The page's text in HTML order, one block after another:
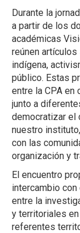
Durante la
a partir de los
académicas
reúnen
indígena,
público. Estas
entre la CPA en
junto a
democratizar el
nuestro
con las
organización y
El encuentro
intercambio
entre la
y territoriales
referentes